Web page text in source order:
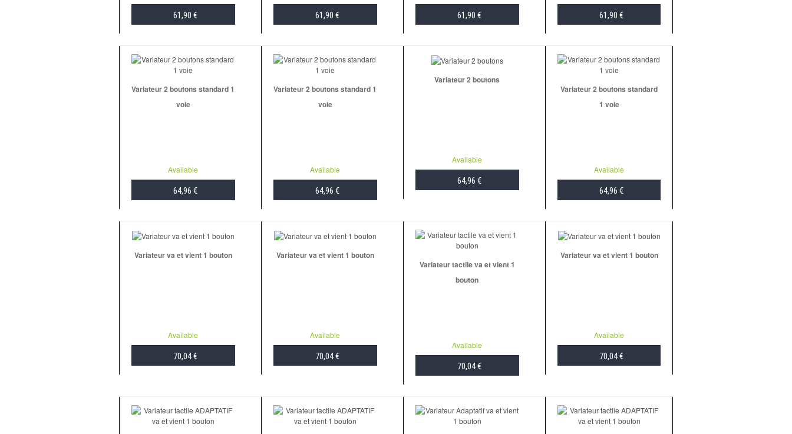
61,90 €
61,90 €
61,90 €
61,90 €
Variateur 2 boutons standard 1
voie
Available
64,96 €
Variateur 2 boutons standard 1
voie
Available
64,96 €
Variateur 2 boutons
Available
64,96 €
Variateur 2 boutons standard
1 voie
Available
64,96 €
Variateur va et vient 1 bouton
Available
70,04 €
Variateur va et vient 1 bouton
Available
70,04 €
Variateur tactile va et vient 1
bouton
Available
70,04 €
Variateur va et vient 1 bouton
Available
70,04 €